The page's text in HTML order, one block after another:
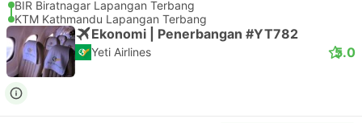
BIR Biratnagar Lapangan Terbang
KTM Kathmandu Lapangan Terbang
Ekonomi | Penerbangan #YT782
Yeti Airlines 5.0